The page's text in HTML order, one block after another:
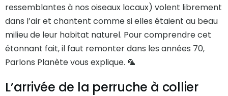
ressemblantes à nos oiseaux locaux) volent librement
dans l’air et chantent comme si elles étaient au beau
milieu de leur habitat naturel. Pour comprendre cet
étonnant fait, il faut remonter dans les années 70,
Parlons Planète vous explique. 🦜
L’arrivée de la perruche à collier